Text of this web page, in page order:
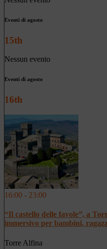
Eventi di agosto
15th
Nessun evento
Eventi di agosto
16th
16:00 - 23:00
“Il castello delle favole”, a
immersivo per bambini,
Torre Alfina